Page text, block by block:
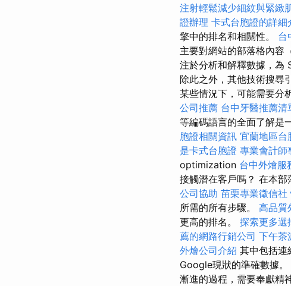
注射輕鬆減少細紋與緊緻
證辦理 卡式台胞證的詳細
擎中的排名和相關性。 台
主要對網站的部落格內
注於分析和解釋數據，為
除此之外，其他技術搜尋
某些情況下，可能需要分
公司推薦 台中牙醫推薦清
等編碼語言的全面了解是
胞證相關資訊 宜蘭地區台
是卡式台胞證 專業會計師
optimization 台中外燴服
接觸潛在客戶嗎？ 在本
公司協助 苗栗專業徵信社
所需的所有步驟。 高品質
更高的排名。 探索更多選
薦的網路行銷公司 下午茶
外燴公司介紹 其中包括連
Google現狀的準確數據
漸進的過程，需要奉獻精